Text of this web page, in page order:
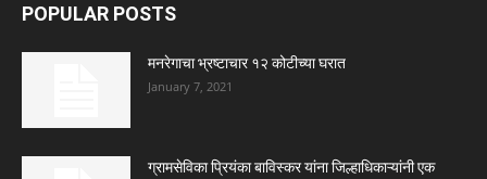
POPULAR POSTS
मनरेगाचा भ्रष्टाचार १२ कोटीच्या घरात
January 7, 2021
ग्रामसेविका प्रियंका बाविस्कर यांना जिल्हाधिकाऱ्यांनी एक